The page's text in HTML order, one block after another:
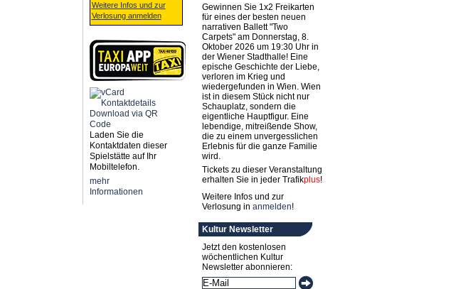
Weitere Infos und zur
Verlosung anmelden
Laden Sie die
Kontaktdaten dieser
Spielstätte auf Ihr
Mobiltelefon.
mehr
Informationen
Gewinnen Sie 1x2 Freikarten
für eines der besten neuen
narrativen Ballett "Two
Carpets" am Donnerstag, 8.
Oktober 2026 um 19:30 Uhr in
der Wiener Stadthalle! Eine
epische Geschichte der Liebe,
verloren im Krieg und
wiedergefunden in Wien. Wien
ist in diesem Stück nicht nur
Schauplatz, sondern die
eigentliche Hauptfigur. Eine
lebendige, mitreißende Show,
die zu einem unvergesslichen
Erlebnis für die ganze Familie
wird.
Tickets zu dieser Veranstaltung
erhalten Sie in jeder Trafikplus!
Weitere Infos und zur
Verlosung in anmelden!
Kultur Newsletter
Jetzt den kostenlosen
wöchentlichen Kultur
Newsletter abonnieren: